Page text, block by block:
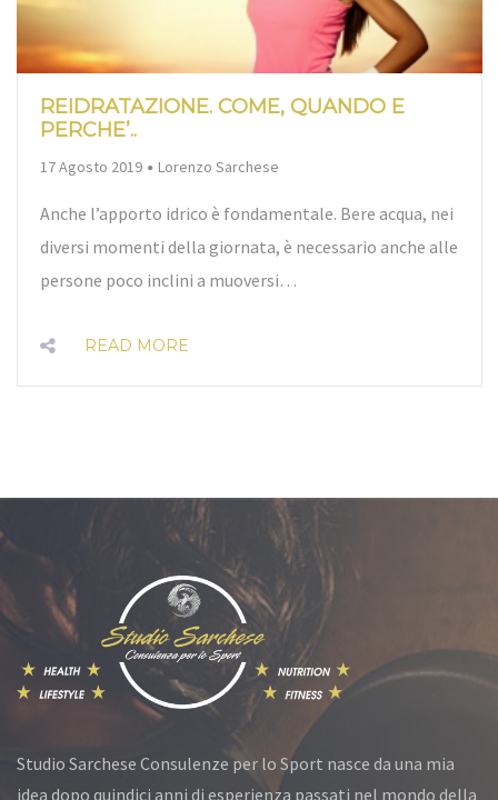
REIDRATAZIONE. COME, QUANDO E
PERCHE’..
17 Agosto 2019 By
Lorenzo Sarchese
Anche l’apporto idrico è fondamentale. Bere acqua, nei
diversi momenti della giornata, è necessario anche alle
persone poco inclini a muoversi…
READ MORE
Studio Sarchese Consulenze per lo Sport nasce da una mia
idea dopo quindici anni di esperienza passati nel mondo della